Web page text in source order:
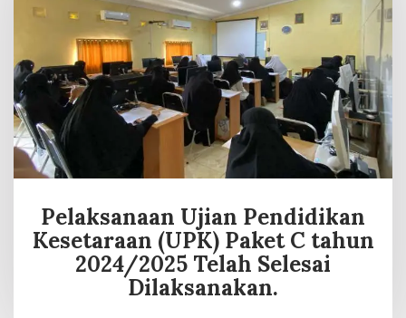
Pelaksanaan Ujian Pendidikan
Kesetaraan (UPK) Paket C tahun
2024/2025 Telah Selesai
Dilaksanakan.